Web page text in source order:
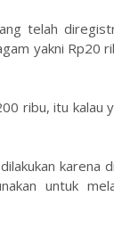
telah
yakni Rp20
ribu, itu kalau
karena
untuk